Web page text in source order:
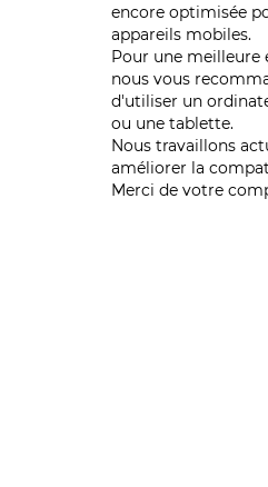
encore optimisée
appareils mobiles.
Pour une meilleure
nous vous
d'utiliser un
ou une tablette.
Nous travaillons
améliorer la
Merci de votre